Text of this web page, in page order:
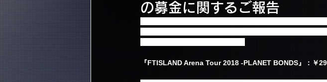
の募金に関するご報告
『FTISLAND Arena Tour 2018 -PLANET BONDS』：￥